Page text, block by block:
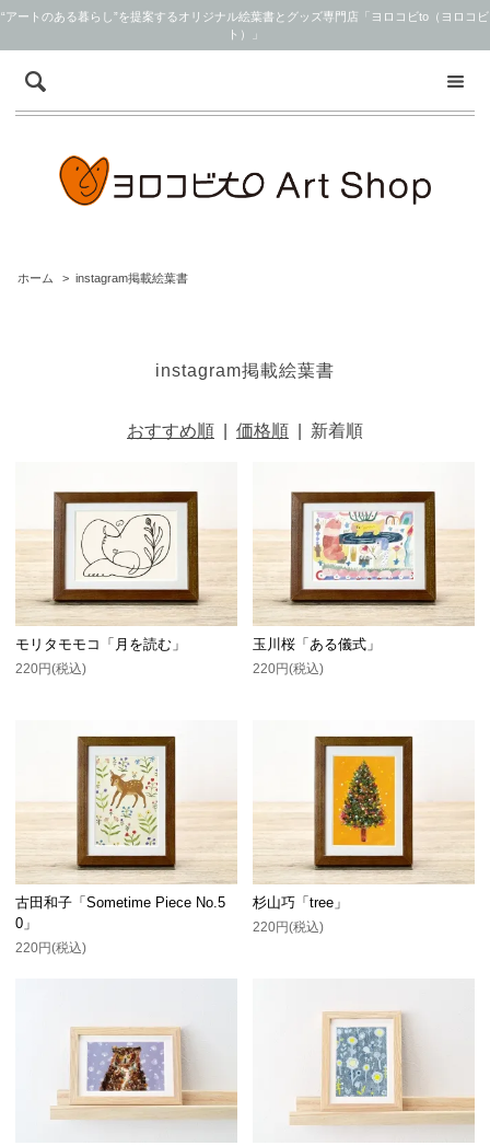
“アートのある暮らし”を提案するオリジナル絵葉書とグッズ専門店「ヨロコビto（ヨロコビ
ト）」
ホーム > instagram掲載絵葉書
instagram掲載絵葉書
おすすめ順 価格順 新着順
モリタモモコ「月を読む」
220円(税込)
玉川桜「ある儀式」
220円(税込)
古田和子「Sometime Piece No.5
0」
220円(税込)
杉山巧「tree」
220円(税込)